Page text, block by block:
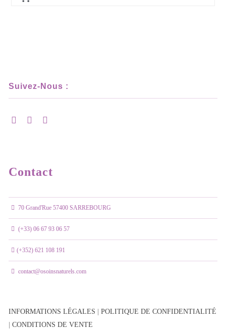
Suivez-Nous :
Contact
70 Grand'Rue 57400 SARREBOURG
(+33) 06 67 93 06 57
(+352) 621 108 191
contact@osoinsnaturels.com
INFORMATIONS LÉGALES |POLITIQUE DE CONFIDENTIALITÉ
|CONDITIONS DE VENTE